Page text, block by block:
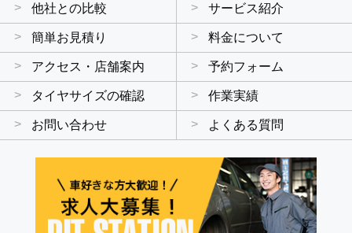
他社との比較 サービス紹介
簡単お見積り 料金について
アクセス・店舗案内 予約フォーム
タイヤサイズの確認 作業実績
お問い合わせ よくある質問